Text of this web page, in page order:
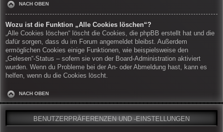
NACH OBEN
Wozu ist die Funktion „Alle Cookies löschen“?
„Alle Cookies löschen“ löscht die Cookies, die phpBB erstellt hat und die
dafür sorgen, dass du im Forum angemeldet bleibst. Außerdem
ermöglichen Cookies einige Funktionen, wie beispielsweise den
„Gelesen“-Status – sofern sie von der Board-Administration aktiviert
wurden. Wenn du Probleme bei der An- oder Abmeldung hast, kann es
helfen, wenn du die Cookies löscht.
NACH OBEN
BENUTZERPRÄFERENZEN UND -EINSTELLUNGEN